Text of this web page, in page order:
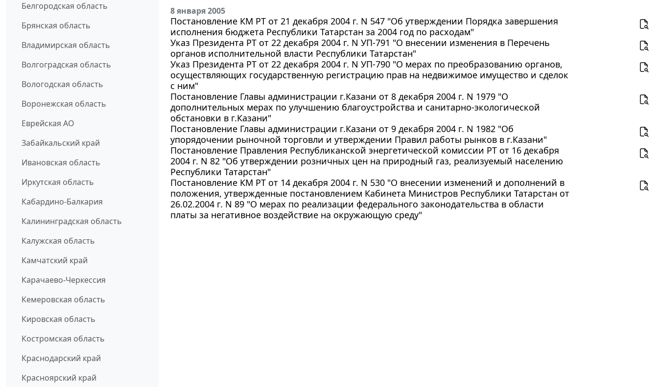
Белгородская область
Брянская область
Владимирская область
Волгоградская область
Вологодская область
Воронежская область
Еврейская АО
Забайкальский край
Ивановская область
Иркутская область
Кабардино-Балкария
Калининградская область
Калужская область
Камчатский край
Карачаево-Черкессия
Кемеровская область
Кировская область
Костромская область
Краснодарский край
Красноярский край
8 января 2005
Постановление КМ РТ от 21 декабря 2004 г. N 547 "Об утверждении Порядка завершения
исполнения бюджета Республики Татарстан за 2004 год по расходам"
Указ Президента РТ от 22 декабря 2004 г. N УП-791 "О внесении изменения в Перечень
органов исполнительной власти Республики Татарстан"
Указ Президента РТ от 22 декабря 2004 г. N УП-790 "О мерах по преобразованию органов,
осуществляющих государственную регистрацию прав на недвижимое имущество и сделок
с ним"
Постановление Главы администрации г.Казани от 8 декабря 2004 г. N 1979 "О
дополнительных мерах по улучшению благоустройства и санитарно-экологической
обстановки в г.Казани"
Постановление Главы администрации г.Казани от 9 декабря 2004 г. N 1982 "Об
упорядочении рыночной торговли и утверждении Правил работы рынков в г.Казани"
Постановление Правления Республиканской энергетической комиссии РТ от 16 декабря
2004 г. N 82 "Об утверждении розничных цен на природный газ, реализуемый населению
Республики Татарстан"
Постановление КМ РТ от 14 декабря 2004 г. N 530 "О внесении изменений и дополнений в
положения, утвержденные постановлением Кабинета Министров Республики Татарстан от
26.02.2004 г. N 89 "О мерах по реализации федерального законодательства в области
платы за негативное воздействие на окружающую среду"